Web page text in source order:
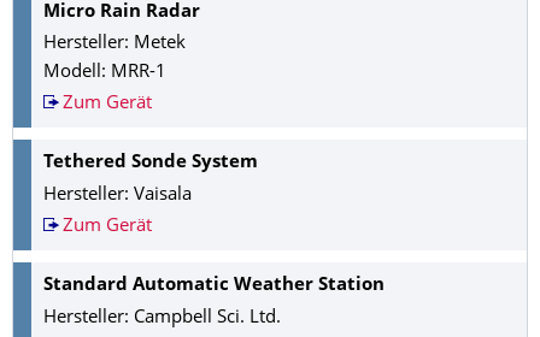
Micro Rain Radar
Hersteller: Metek
Modell: MRR-1
Zum Gerät
Tethered Sonde System
Hersteller: Vaisala
Zum Gerät
Standard Automatic Weather Station
Hersteller: Campbell Sci. Ltd.